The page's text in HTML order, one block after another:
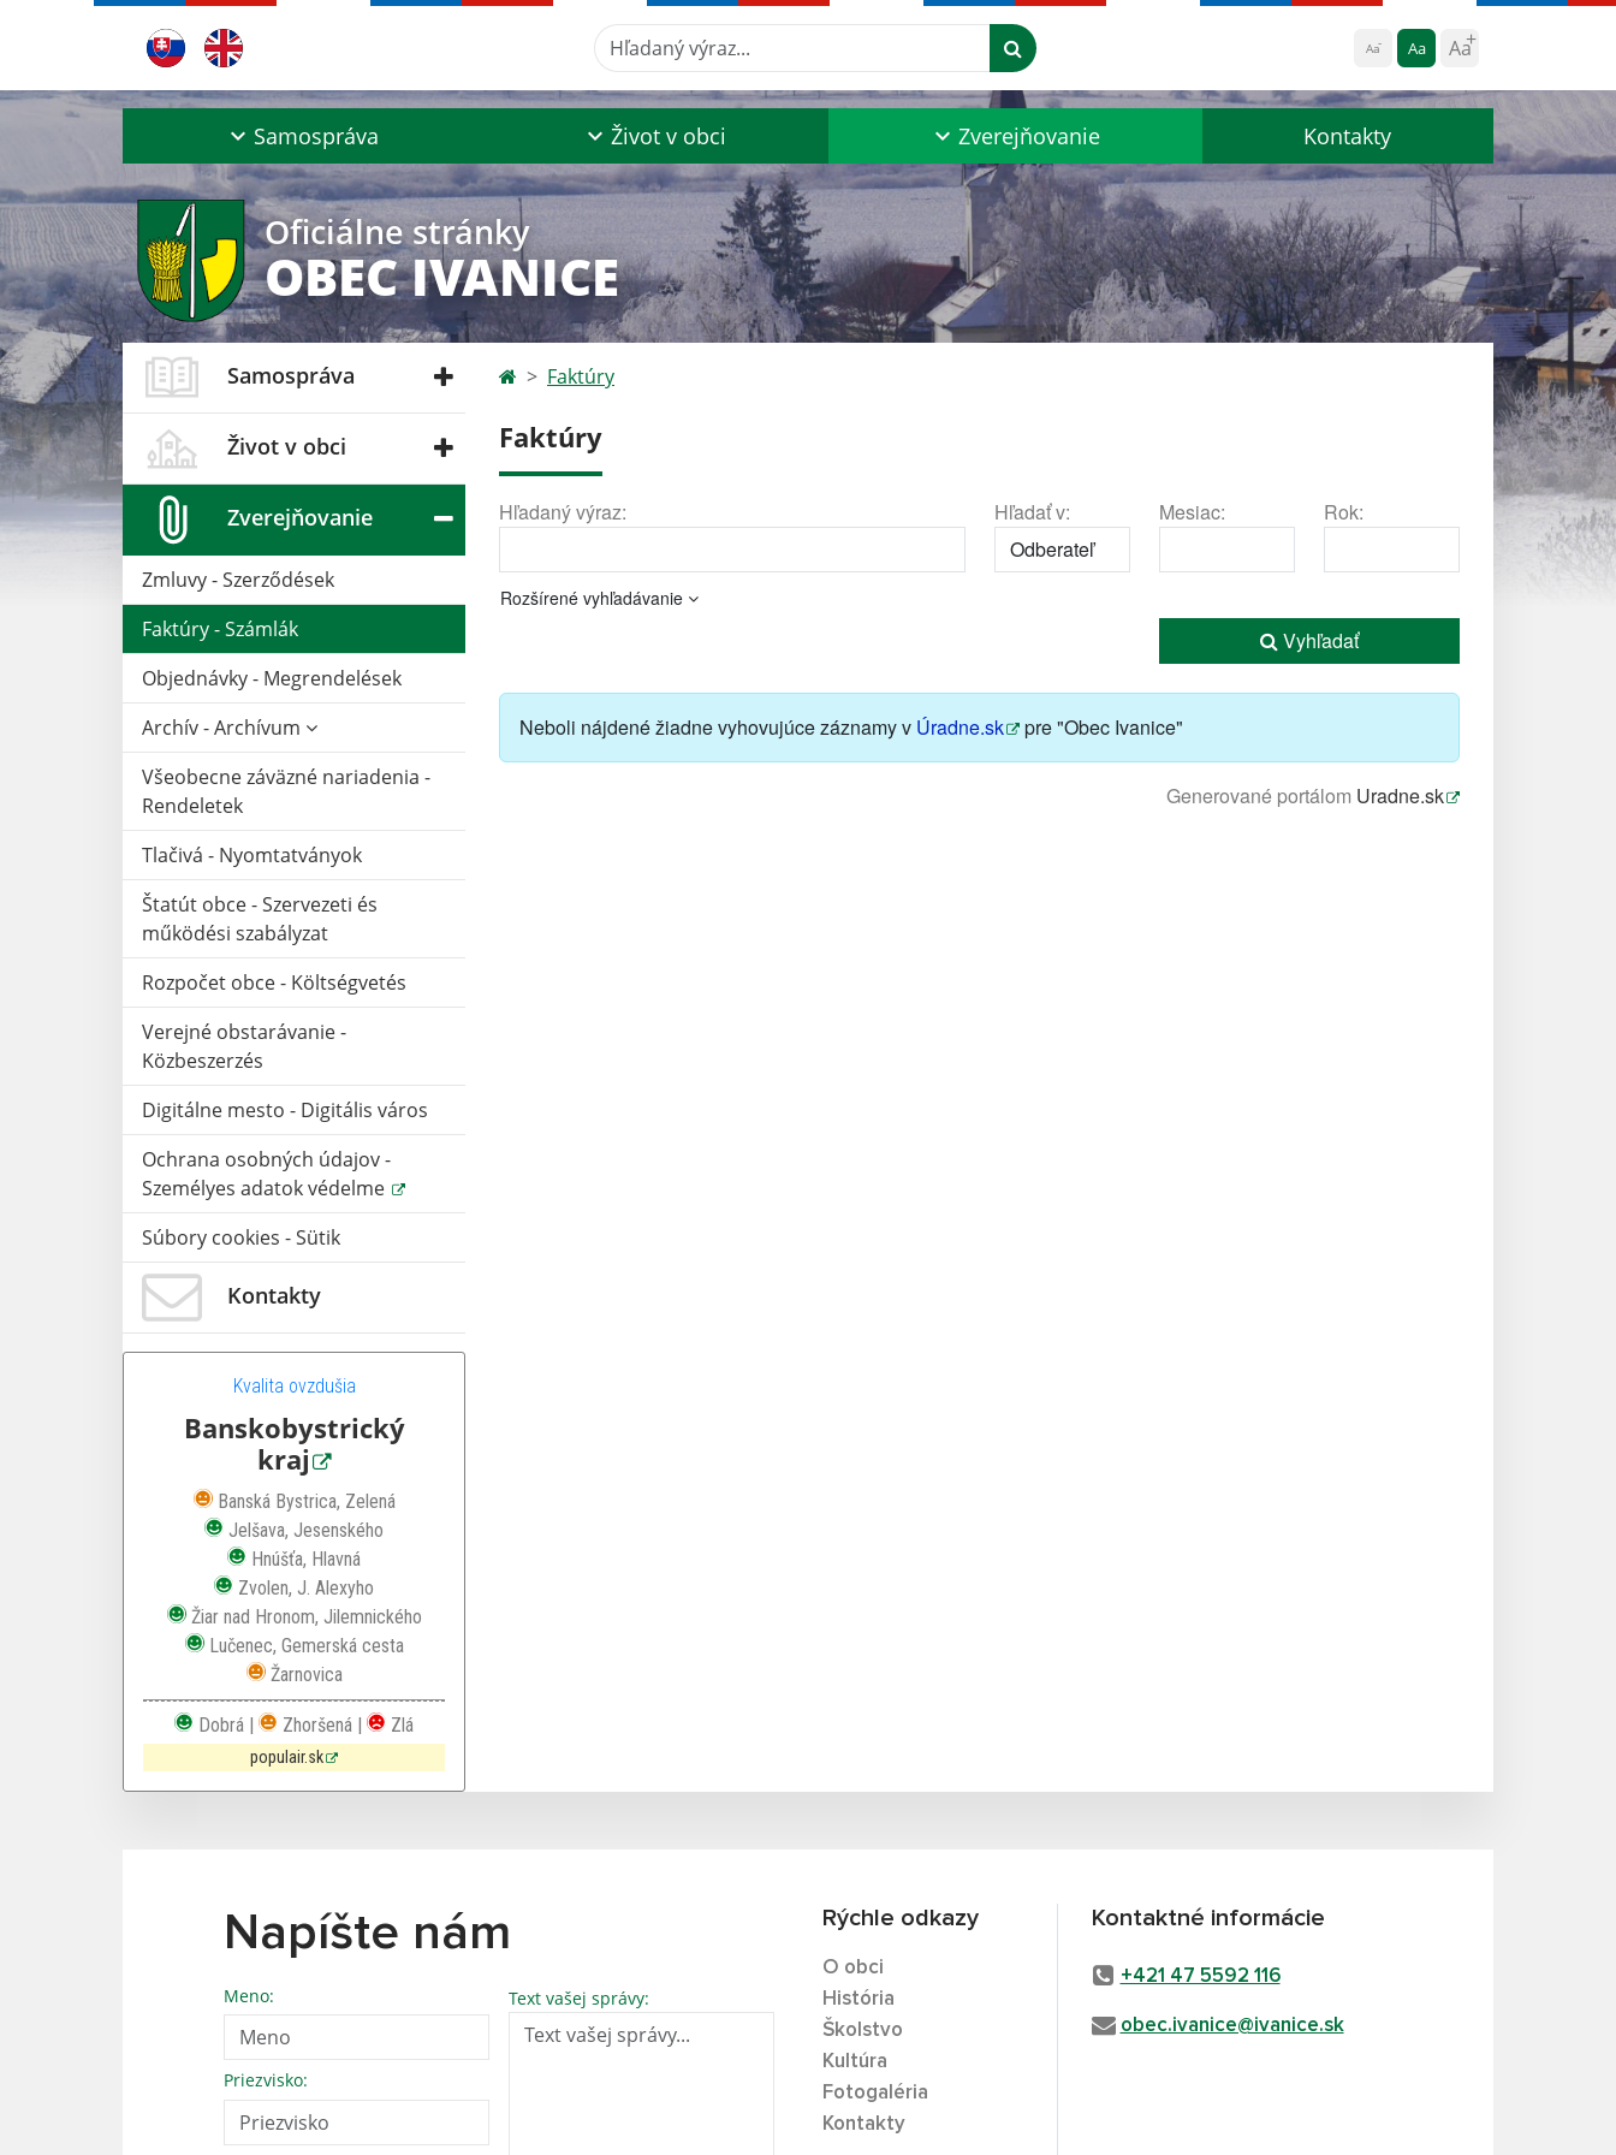
Aa Aa Aa
Hľadaný výraz...
Samospráva Život v obci Zverejňovanie Kontakty
Oficiálne stránky
OBEC IVANICE
Samospráva
Život v obci
Zverejňovanie
Zmluvy - Szerződések
Faktúry - Számlák
Objednávky - Megrendelések
Archív - Archívum
Všeobecne záväzné nariadenia -
Rendeletek
Tlačivá - Nyomtatványok
Štatút obce - Szervezeti és
működési szabályzat
Rozpočet obce - Költségvetés
Verejné obstarávanie -
Közbeszerzés
Digitálne mesto - Digitális város
Ochrana osobných údajov -
Személyes adatok védelme
Súbory cookies - Sütik
Kontakty
Kvalita ovzdušia
Banskobystrický
kraj
Zhoršená kvalita ovzdušia
Banská Bystrica, Zelená
Dobrá kvalita ovzdušia
Jelšava, Jesenského
Dobrá kvalita ovzdušia
Hnúšťa, Hlavná
Dobrá kvalita ovzdušia
Zvolen, J. Alexyho
Dobrá kvalita ovzdušia
Žiar nad Hronom, Jilemnického
Dobrá kvalita ovzdušia
Lučenec, Gemerská cesta
Zhoršená kvalita ovzdušia
Žarnovica
Dobrá | Zhoršená | Zlá
populair.sk
Faktúry
Faktúry
Hľadaný výraz: Hľadať v: Mesiac: Rok:
Rozšírené vyhľadávanie
Vyhľadať
Neboli nájdené žiadne vyhovujúce záznamy v Úradne.sk pre "Obec Ivanice"
Generované portálom Uradne.sk
Napíšte nám
Meno:
Priezvisko:
Text vašej správy:
Rýchle odkazy
O obci
História
Školstvo
Kultúra
Fotogaléria
Kontakty
Kontaktné informácie
+421 47 5592 116
obec.ivanice@ivanice.sk